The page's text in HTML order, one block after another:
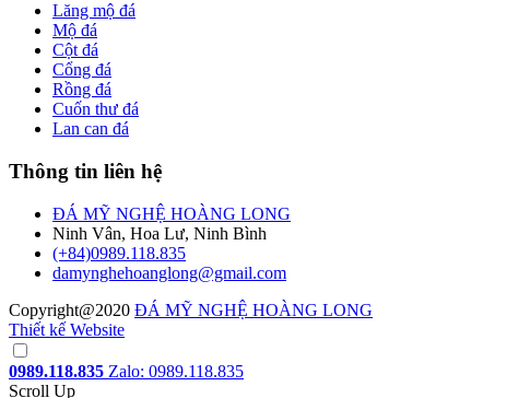
Lăng mộ đá
Mộ đá
Cột đá
Cổng đá
Rồng đá
Cuốn thư đá
Lan can đá
Thông tin liên hệ
ĐÁ MỸ NGHỆ HOÀNG LONG
Ninh Vân, Hoa Lư, Ninh Bình
(+84)0989.118.835
damynghehoanglong@gmail.com
Copyright@2020 ĐÁ MỸ NGHỆ HOÀNG LONG
Thiết kế Website
0989.118.835 Zalo: 0989.118.835
Scroll Up